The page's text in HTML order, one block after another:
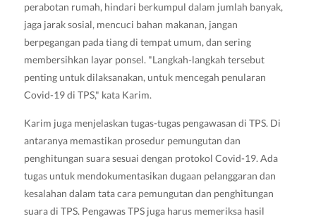
perabotan rumah, hindari berkumpul dalam jumlah banyak,
jaga jarak sosial, mencuci bahan makanan, jangan
berpegangan pada tiang di tempat umum, dan sering
membersihkan layar ponsel. "Langkah-langkah tersebut
penting untuk dilaksanakan, untuk mencegah penularan
Covid-19 di TPS," kata Karim.
Karim juga menjelaskan tugas-tugas pengawasan di TPS. Di
antaranya memastikan prosedur pemungutan dan
penghitungan suara sesuai dengan protokol Covid-19. Ada
tugas untuk mendokumentasikan dugaan pelanggaran dan
kesalahan dalam tata cara pemungutan dan penghitungan
suara di TPS. Pengawas TPS juga harus memeriksa hasil